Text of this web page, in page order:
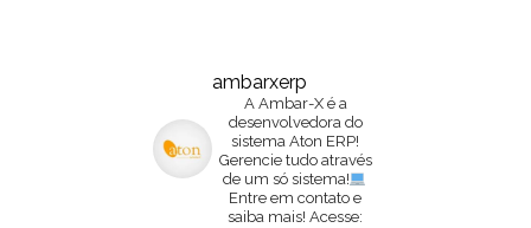
ambarxerp
A Ambar-X é a
desenvolvedora do
sistema Aton ERP!
Gerencie tudo através
de um só sistema!
Entre em contato e
saiba mais! Acesse: